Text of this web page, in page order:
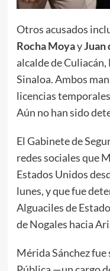
Otros acusados
Rocha MoyayJuan
alcalde de
Sinaloa. Ambos
licencias
Aún no han sido
El Gabinete de
redes sociales que
Estados Unidos
lunes, y que fue
Alguaciles de
de Nogales hacia
Mérida Sánchez